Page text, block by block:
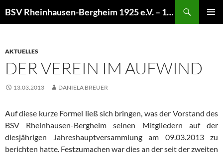
Inhalt
BSV Rheinhausen-Bergheim 1925 e.V. – 100% Sportschießen
AKTUELLES
DER VEREIN IM AUFWIND
13.03.2013 DANIELA BREUER
Auf diese kurze Formel ließ sich bringen, was der Vorstand des
BSV Rheinhausen-Bergheim seinen Mitgliedern auf der
diesjährigen Jahreshauptversammlung am 09.03.2013 zu
berichten hatte. Festzumachen war dies an der seit der zweiten